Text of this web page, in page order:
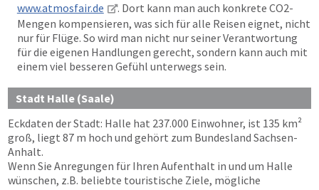
www.atmosfair.de
. Dort kann man auch konkrete CO2-
Mengen kompensieren, was sich für alle Reisen eignet, nicht
nur für Flüge. So wird man nicht nur seiner Verantwortung
für die eigenen Handlungen gerecht, sondern kann auch mit
einem viel besseren Gefühl unterwegs sein.
Stadt Halle (Saale)
Eckdaten der Stadt: Halle hat 237.000 Einwohner, ist 135 km²
groß, liegt 87 m hoch und gehört zum Bundesland Sachsen-
Anhalt.
Wenn Sie Anregungen für Ihren Aufenthalt in und um Halle
wünschen, z.B. beliebte touristische Ziele, mögliche